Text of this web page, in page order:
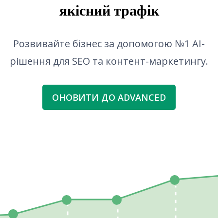
якісний трафік
Розвивайте бізнес за допомогою №1 AI-
рішення для SEO та контент-маркетингу.
ОНОВИТИ ДО ADVANCED